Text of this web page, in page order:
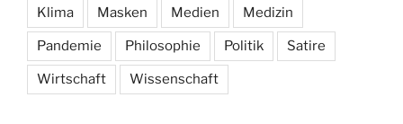
Klima Masken Medien Medizin
Pandemie Philosophie Politik Satire
Wirtschaft Wissenschaft